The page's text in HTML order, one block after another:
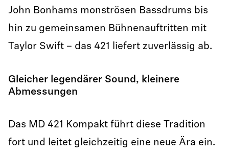
John Bonhams monströsen Bassdrums bis
hin zu gemeinsamen Bühnenauftritten mit
Taylor Swift – das 421 liefert zuverlässig ab.
Gleicher legendärer Sound, kleinere
Abmessungen
Das MD 421 Kompakt führt diese Tradition
fort und leitet gleichzeitig eine neue Ära ein.